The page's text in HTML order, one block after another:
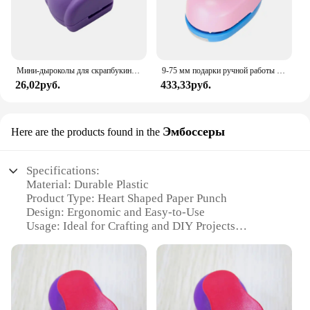
Мини-дыроколы для скрапбукинга «сделай сам», инструмент для работы с карточками, резак в форме цветка и сердца, дырокол для тиснения бумаги, дырокол для офиса
26,02руб.
9-75 мм подарки ручной работы сделай сам тиснение открытки в форме сердца Дырокол бумага формирователь резак
433,33руб.
Here are the products found in the Эмбоссеры
Specifications:
Material: Durable Plastic
Product Type: Heart Shaped Paper Punch
Design: Ergonomic and Easy-to-Use
Usage: Ideal for Crafting and DIY Projects
Quantity: Available in Sets
Features:
|Heart Shaped Paper Punch|Wholesale|